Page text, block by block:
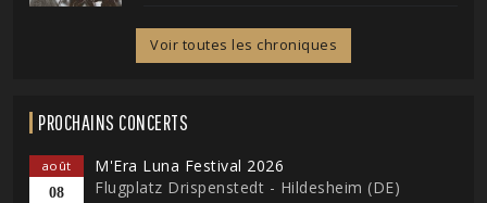
Voir toutes les chroniques
PROCHAINS CONCERTS
août
08
M'Era Luna Festival 2026
Flugplatz Drispenstedt - Hildesheim (DE)